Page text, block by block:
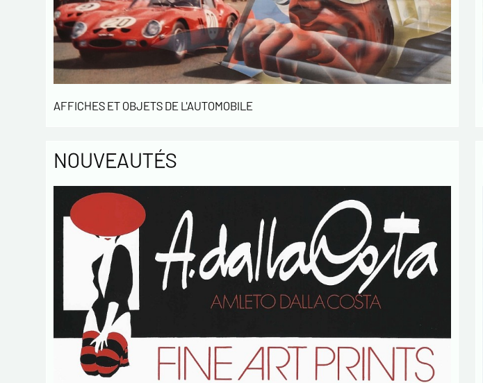
AFFICHES ET OBJETS DE L'AUTOMOBILE
NOUVEAUTÉS